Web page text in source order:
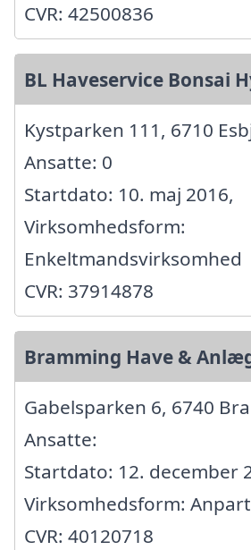
CVR: 42500836
BL Haveservice Bonsai
Kystparken 111, 6710
Ansatte: 0
Startdato: 10. maj 2016,
Virksomhedsform:
Enkeltmandsvirksomhed
CVR: 37914878
Bramming Have &
Gabelsparken 6, 6740
Ansatte:
Startdato: 12. december
Virksomhedsform:
CVR: 40120718